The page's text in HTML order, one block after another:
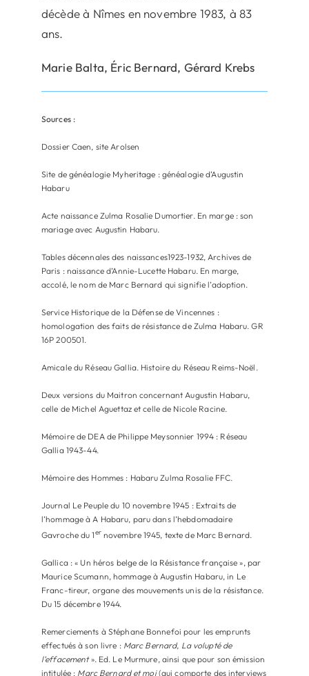
décède à Nîmes en novembre 1983, à 83
ans.
Marie Balta, Éric Bernard, Gérard Krebs
Sources :
Dossier Caen, site Arolsen
Site de généalogie Myheritage : généalogie d’Augustin
Habaru
Acte naissance Zulma Rosalie Dumortier. En marge : son
mariage avec Augustin Habaru.
Tables décennales des naissances1923-1932, Archives de
Paris : naissance d’Annie-Lucette Habaru. En marge,
accolé, le nom de Marc Bernard qui signifie l’adoption.
Service Historique de la Défense de Vincennes :
homologation des faits de résistance de Zulma Habaru. GR
16P 200501.
Amicale du Réseau Gallia. Histoire du Réseau Reims-Noël.
Deux versions du Maitron concernant Augustin Habaru,
celle de Michel Aguettaz et celle de Nicole Racine.
Mémoire de DEA de Philippe Meysonnier 1994 : Réseau
Gallia 1943-44.
Mémoire des Hommes : Habaru Zulma Rosalie FFC.
Journal Le Peuple du 10 novembre 1945 : Extraits de
l’hommage à A Habaru, paru dans l’hebdomadaire
Gavroche du 1ernovembre 1945, texte de Marc Bernard.
Gallica : « Un héros belge de la Résistance française », par
Maurice Scumann, hommage à Augustin Habaru, in Le
Franc-tireur, organe des mouvements unis de la résistance.
Du 15 décembre 1944.
Remerciements à Stéphane Bonnefoi pour les emprunts
effectués à son livre : Marc Bernard, La volupté de
l’effacement». Ed. Le Murmure, ainsi que pour son émission
intitulée : Marc Bernard et moi(qui comporte des interviews